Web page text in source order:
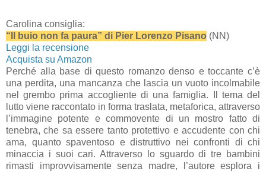
Carolina consiglia:
“Il buio non fa paura” di Pier Lorenzo Pisano (NN)
Leggi la recensione
Acquista su Amazon
Perché alla base di questo romanzo denso e toccante c’è
una perdita, una mancanza che lascia un vuoto incolmabile
nel grembo prima accogliente di una famiglia. Il tema del
lutto viene raccontato in forma traslata, metaforica, attraverso
l’immagine potente e commovente di un mostro fatto di
tenebra, che sa essere tanto protettivo e accudente con chi
ama, quanto spaventoso e distruttivo nei confronti di chi
minaccia i suoi cari. Attraverso lo sguardo di tre bambini
rimasti improvvisamente senza madre, l’autore esplora i